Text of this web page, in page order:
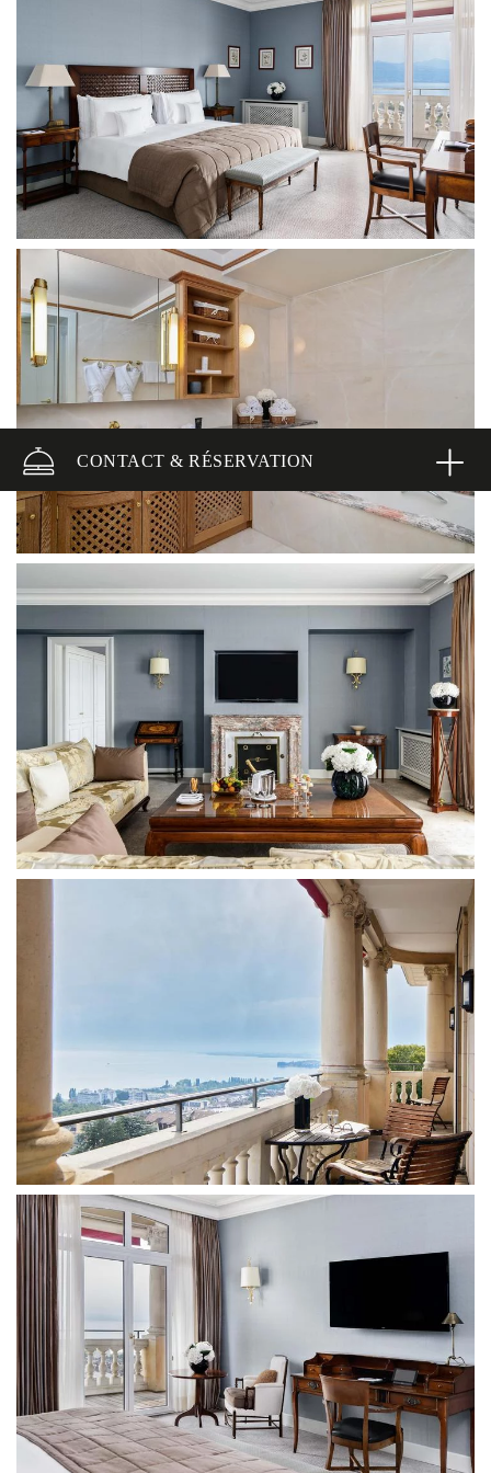
CONTACT & RÉSERVATION